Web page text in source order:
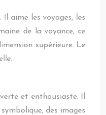
aime les voyages, les
de la voyance, ce
supérieure. Le
et enthousiaste. Il
des images